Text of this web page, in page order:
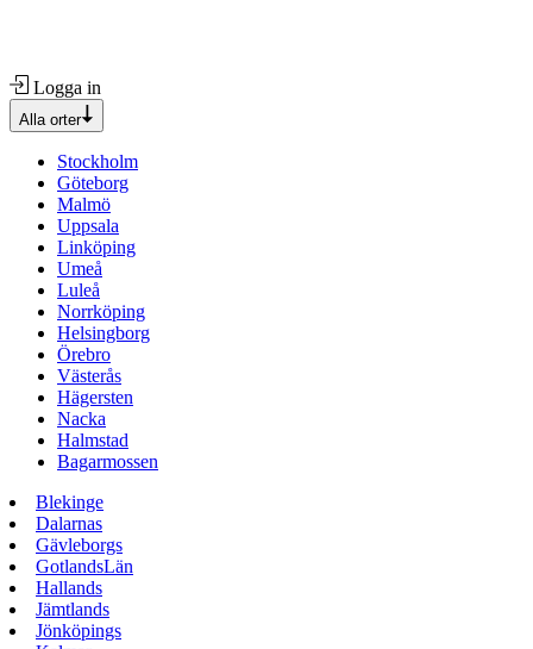
Logga in
Alla orter
Stockholm
Göteborg
Malmö
Uppsala
Linköping
Umeå
Luleå
Norrköping
Helsingborg
Örebro
Västerås
Hägersten
Nacka
Halmstad
Bagarmossen
Blekinge
Dalarnas
Gävleborgs
GotlandsLän
Hallands
Jämtlands
Jönköpings